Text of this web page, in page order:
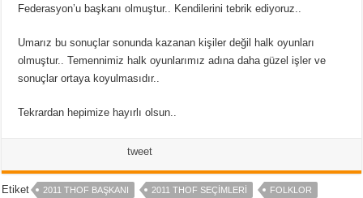
Federasyon’u başkanı olmuştur.. Kendilerini tebrik ediyoruz..
Umarız bu sonuçlar sonunda kazanan kişiler değil halk oyunları
olmuştur.. Temennimiz halk oyunlarımız adına daha güzel işler ve
sonuçlar ortaya koyulmasıdır..
Tekrardan hepimize hayırlı olsun..
tweet
Etiket 2011 THOF BAŞKANI 2011 THOF SEÇIMLERI
FOLKLOR